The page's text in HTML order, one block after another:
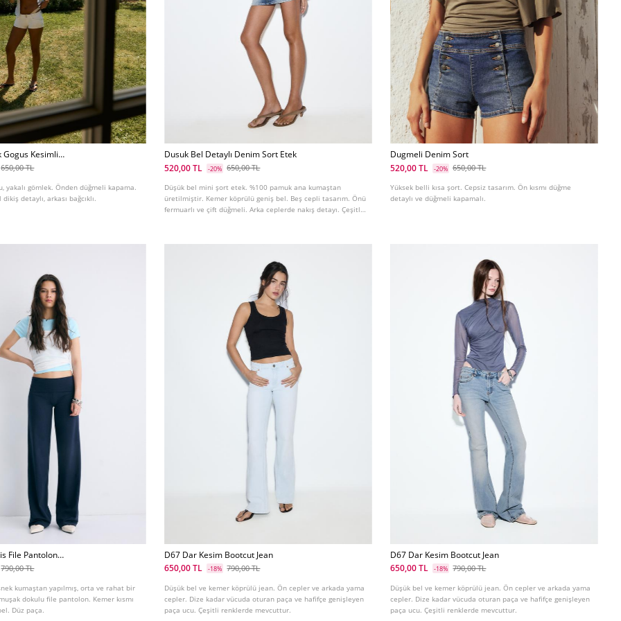
Gogus Kesimli
650,00 TL
yakalı gömlek. Önden düğmeli kapama.
detaylı, arkası bağcıklı.
Dusuk Bel Detaylı Denim Sort Etek
520,00 TL
-20% 650,00 TL
Düşük bel mini şort etek. %100 pamuk ana kumaştan
üretilmiştir. Kemer köprülü geniş bel. Beş cepli tasarım. Önü
fermuarlı ve çift düğmeli. Arka ceplerde nakış detayı. Çeşitli
Dugmeli Denim Sort
520,00 TL
-20% 650,00 TL
Yüksek belli kısa şort. Cepsiz tasarım. Ön kısmı düğme
detaylı ve düğmeli kapamalı.
File Pantolon
790,00 TL
kumaştan yapılmış, orta ve rahat bir
dokulu file pantolon. Kemer kısmı
Düz paça.
D67 Dar Kesim Bootcut Jean
650,00 TL
-18% 790,00 TL
Düşük bel ve kemer köprülü jean. Ön cepler ve arkada yama
cepler. Dize kadar vücuda oturan paça ve hafifçe genişleyen
paça ucu. Çeşitli renklerde mevcuttur.
D67 Dar Kesim Bootcut Jean
650,00 TL
-18% 790,00 TL
Düşük bel ve kemer köprülü jean. Ön cepler ve arkada yama
cepler. Dize kadar vücuda oturan paça ve hafifçe genişleyen
paça ucu. Çeşitli renklerde mevcuttur.